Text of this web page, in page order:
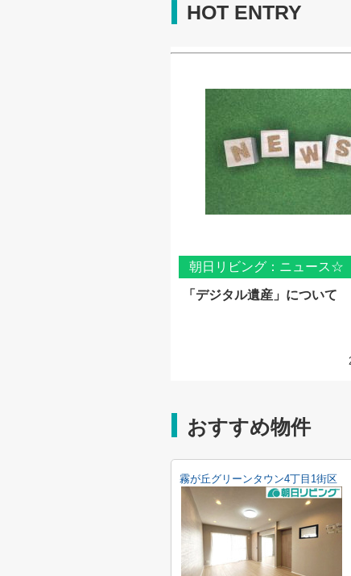
HOT ENTRY
朝日リビング：ニュース☆
「デジタル遺産」について
おすすめ物件
霧が丘グリーンタウン4丁目1街区